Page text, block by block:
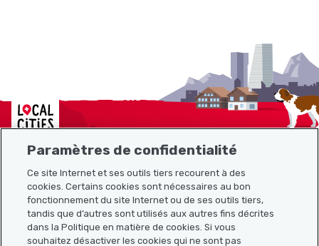
Localcities
Plan du site
Liens utiles
Paramètres de confidentialité
Ce site Internet et ses outils tiers recourent à des
cookies. Certains cookies sont nécessaires au bon
fonctionnement du site Internet ou de ses outils tiers,
tandis que d’autres sont utilisés aux autres fins décrites
dans la Politique en matière de cookies. Si vous
souhaitez désactiver les cookies qui ne sont pas